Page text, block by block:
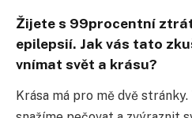
Žijete s 99procentní
epilepsií. Jak vás tato
vnímat svět a krásu?
Krása má pro mě dvě stránky.